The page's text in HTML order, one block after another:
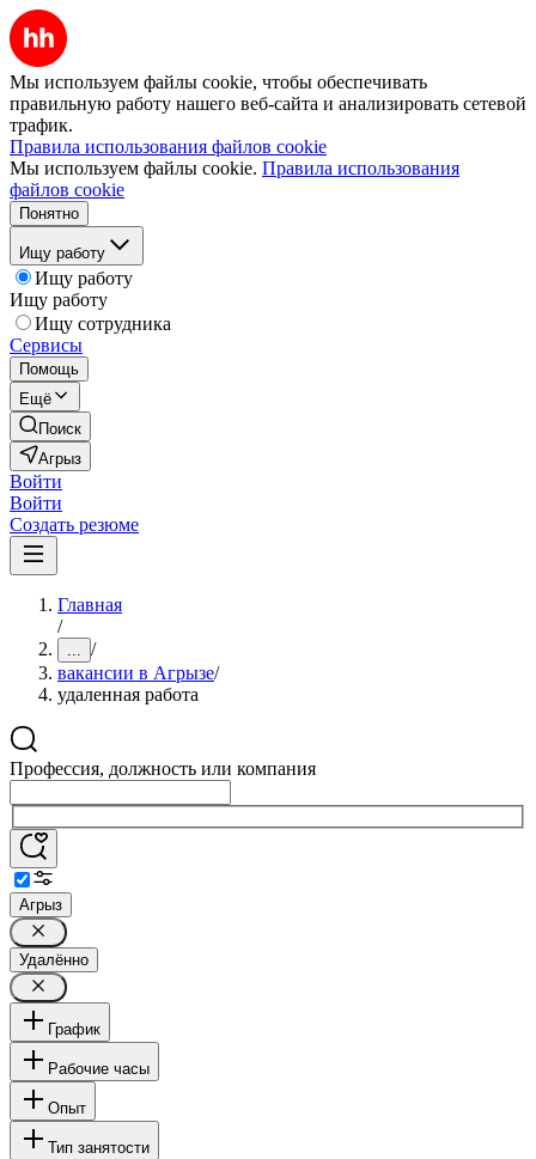
Мы используем файлы cookie, чтобы обеспечивать
правильную работу нашего веб-сайта и анализировать сетевой
трафик.
Правила использования файлов cookie
Мы используем файлы cookie. Правила использования
файлов cookie
Понятно
Ищу работу
Ищу работу
Ищу работу
Ищу сотрудника
Сервисы
Помощь
Ещё
Поиск
Агрыз
Войти
Войти
Создать резюме
Главная
/
... /
вакансии в Агрызе/
удаленная работа
Профессия, должность или компания
Агрыз
Удалённо
График
Рабочие часы
Опыт
Тип занятости